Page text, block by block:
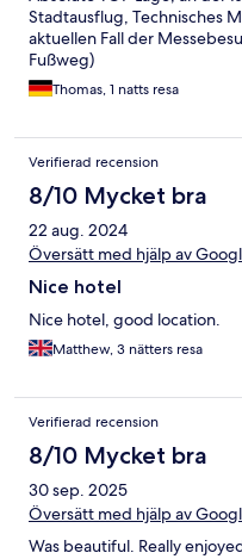
Stadtausflug, Technisches
aktuellen Fall der
Fußweg)
Thomas, 1 natts resa
Verifierad recension
8/10 Mycket bra
22 aug. 2024
Översätt med hjälp av
Nice hotel
Nice hotel, good location.
Matthew, 3 nätters resa
Verifierad recension
8/10 Mycket bra
30 sep. 2025
Översätt med hjälp av
Was beautiful. Really